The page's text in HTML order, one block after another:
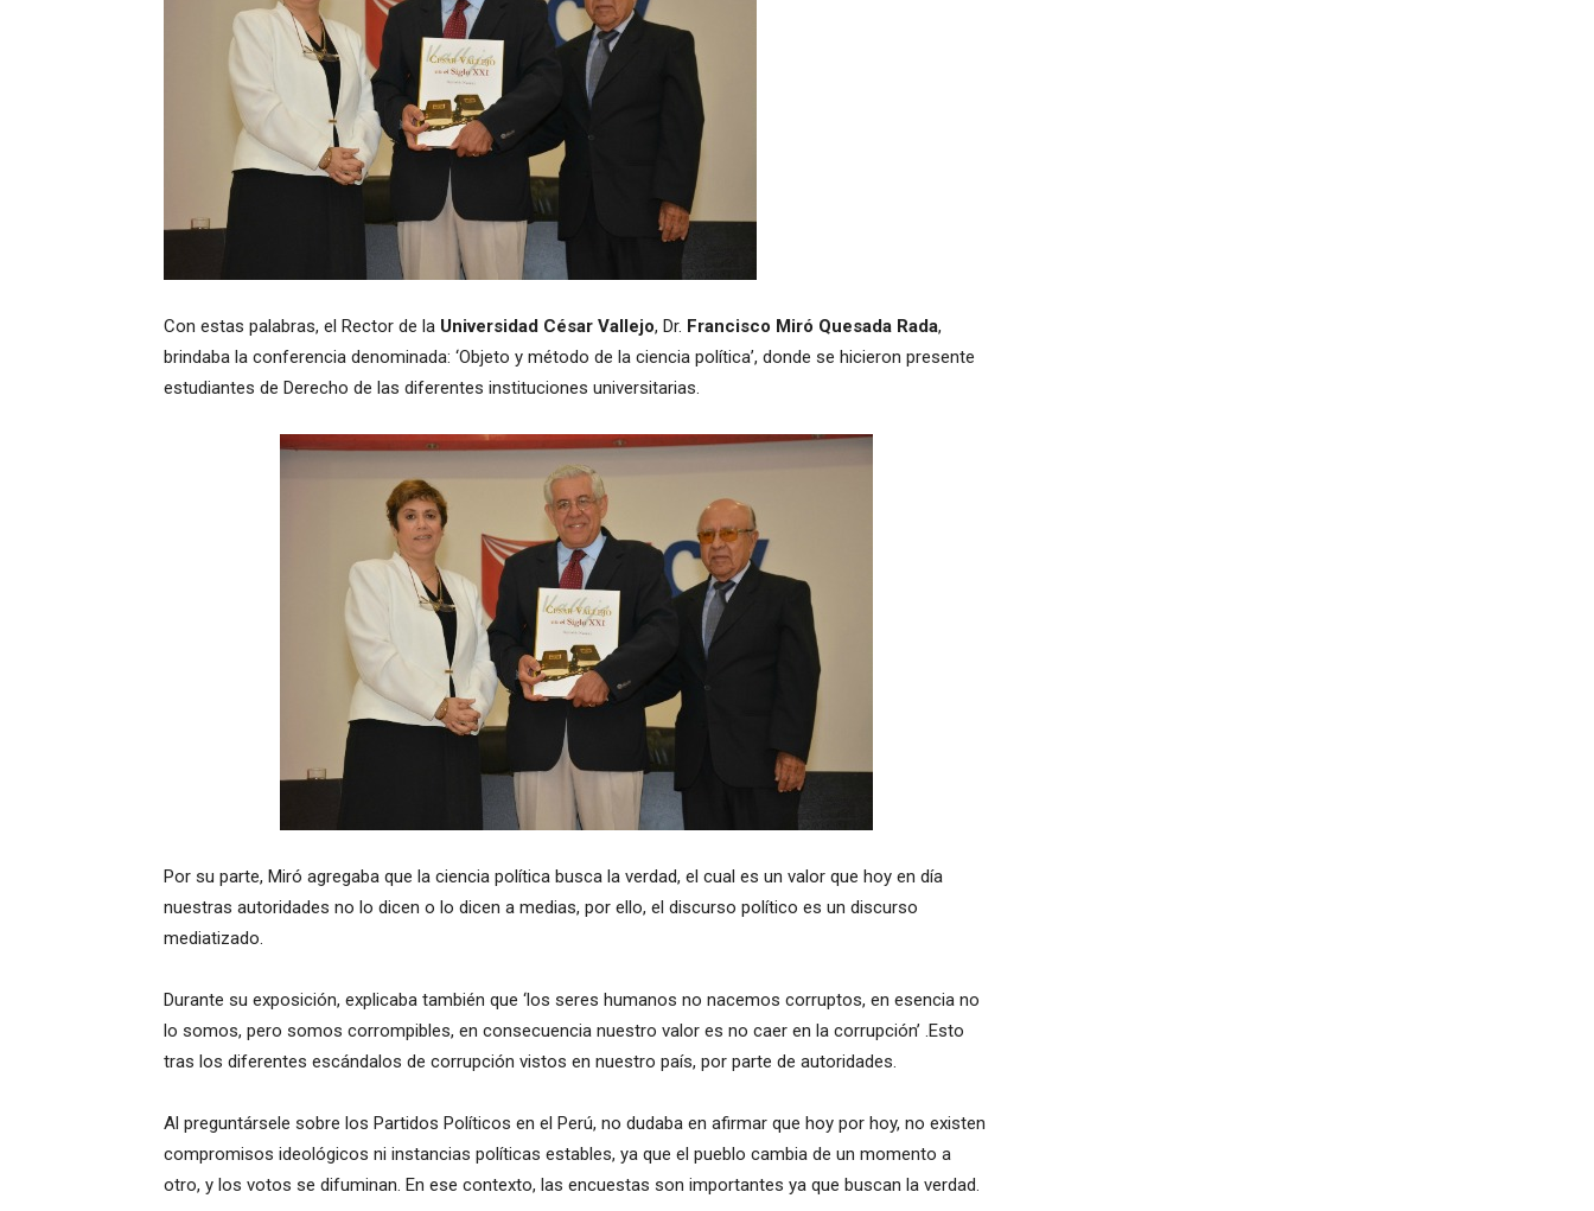
Con estas palabras, el Rector de la Universidad César Vallejo, Dr. Francisco Miró Quesada Rada,
brindaba la conferencia denominada: ‘Objeto y método de la ciencia política’, donde se hicieron presente
estudiantes de Derecho de las diferentes instituciones universitarias.
Por su parte, Miró agregaba que la ciencia política busca la verdad, el cual es un valor que hoy en día
nuestras autoridades no lo dicen o lo dicen a medias, por ello, el discurso político es un discurso
mediatizado.
Durante su exposición, explicaba también que ‘los seres humanos no nacemos corruptos, en esencia no
lo somos, pero somos corrompibles, en consecuencia nuestro valor es no caer en la corrupción’ .Esto
tras los diferentes escándalos de corrupción vistos en nuestro país, por parte de autoridades.
Al preguntársele sobre los Partidos Políticos en el Perú, no dudaba en afirmar que hoy por hoy, no existen
compromisos ideológicos ni instancias políticas estables, ya que el pueblo cambia de un momento a
otro, y los votos se difuminan. En ese contexto, las encuestas son importantes ya que buscan la verdad.